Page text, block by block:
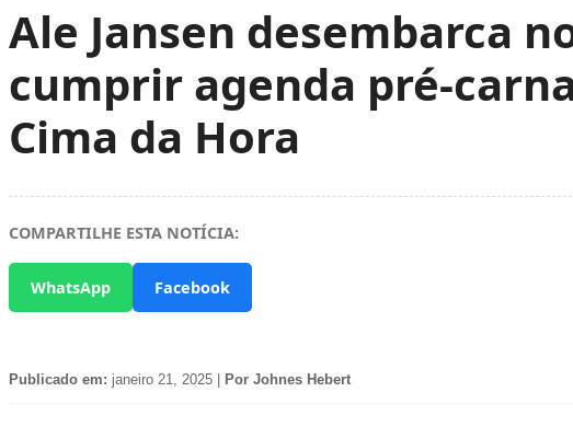
Ale Jansen desembarca
cumprir agenda pré-
Cima da Hora
COMPARTILHE ESTA NOTÍCIA:
WhatsApp Facebook
Publicado em: janeiro 21, 2025 | Por Johnes Hebert